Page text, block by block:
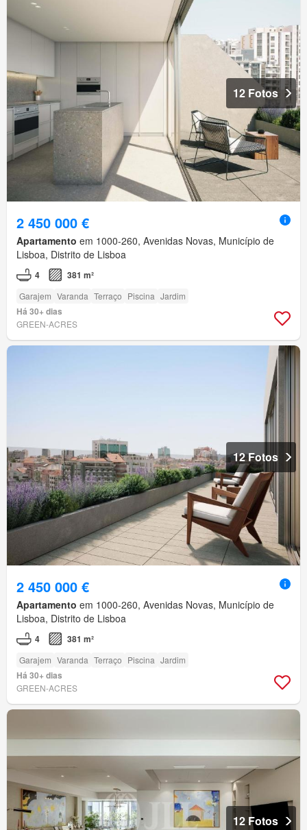
12 Fotos
2 450 000 €
Apartamento em 1000-260, Avenidas Novas, Município de
Lisboa, Distrito de Lisboa
4 381 m²
Garajem Varanda Terraço Piscina Jardim
Há 30+ dias
GREEN-ACRES
12 Fotos
2 450 000 €
Apartamento em 1000-260, Avenidas Novas, Município de
Lisboa, Distrito de Lisboa
4 381 m²
Garajem Varanda Terraço Piscina Jardim
Há 30+ dias
GREEN-ACRES
12 Fotos